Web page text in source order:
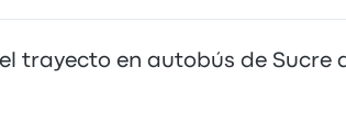
trayecto en autobús de Sucre